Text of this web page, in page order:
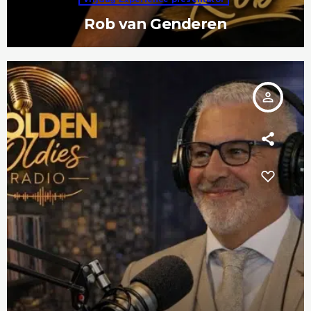
Rob van Genderen
person_outline